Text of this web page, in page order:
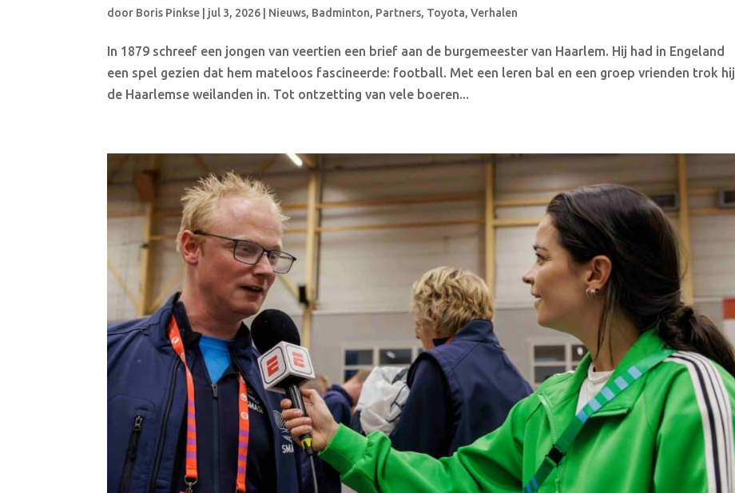
door Boris Pinkse jul 3, 2026 Nieuws, Badminton, Partners, Toyota,Verhalen
In 1879 schreef een jongen van veertien een brief aan de burgemeester van Haarlem. Hij had in Engeland
een spel gezien dat hem mateloos fascineerde: football. Met een leren bal en een groep vrienden trok hij
de Haarlemse weilanden in. Tot ontzetting van vele boeren...